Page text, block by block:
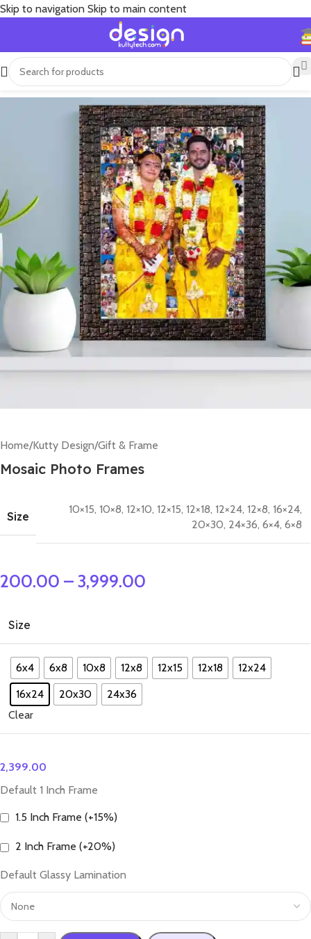
Skip to navigation Skip to main content
Home/Kutty Design/Gift & Frame
Mosaic Photo Frames
Size
10×15, 10×8, 12×10, 12×15, 12×18, 12×24, 12×8, 16×24,
20×30, 24×36, 6×4, 6×8
200.00 – 3,999.00
Size
6x4 6x8 10x8 12x8 12x15 12x18
12x24
16x24
20x30
24x36
Clear
2,399.00
Default 1 Inch Frame
1.5 Inch Frame (+15%)
2 Inch Frame (+20%)
Default Glassy Lamination